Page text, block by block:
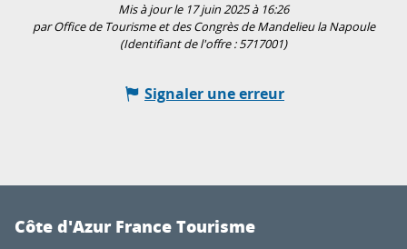
Mis à jour le 17 juin 2025 à 16:26
par Office de Tourisme et des Congrès de Mandelieu la Napoule
(Identifiant de l'offre :5717001)
Signaler une erreur
Côte d'Azur France Tourisme